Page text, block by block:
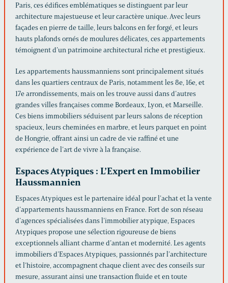
Paris, ces édifices emblématiques se distinguent par leur
architecture majestueuse et leur caractère unique. Avec leurs
façades en pierre de taille, leurs balcons en fer forgé, et leurs
hauts plafonds ornés de moulures délicates, ces appartements
témoignent d’un patrimoine architectural riche et prestigieux.
Les appartements haussmanniens sont principalement situés
dans les quartiers centraux de Paris, notamment les 8e, 16e, et
17e arrondissements, mais on les trouve aussi dans d’autres
grandes villes françaises comme Bordeaux, Lyon, et Marseille.
Ces biens immobiliers séduisent par leurs salons de réception
spacieux, leurs cheminées en marbre, et leurs parquet en point
de Hongrie, offrant ainsi un cadre de vie raffiné et une
expérience de l’art de vivre à la française.
Espaces Atypiques : L’Expert en Immobilier
Haussmannien
Espaces Atypiques est le partenaire idéal pour l’achat et la vente
d’appartements haussmanniens en France. Fort de son réseau
d’agences spécialisées dans l’immobilier atypique, Espaces
Atypiques propose une sélection rigoureuse de biens
exceptionnels alliant charme d’antan et modernité. Les agents
immobiliers d’Espaces Atypiques, passionnés par l’architecture
et l’histoire, accompagnent chaque client avec des conseils sur
mesure, assurant ainsi une transaction fluide et en toute